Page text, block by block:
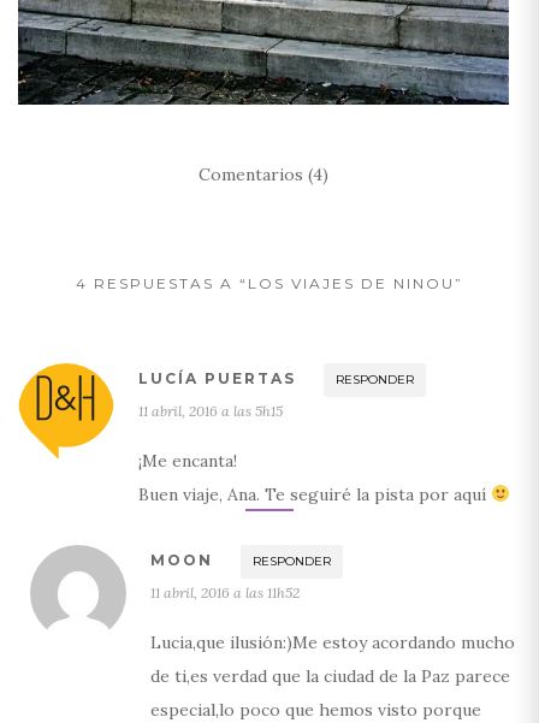
Comentarios (4)
4 RESPUESTAS A “LOS VIAJES DE NINOU”
LUCÍA PUERTAS RESPONDER
11 abril, 2016 a las 5h15
¡Me encanta!
Buen viaje, Ana. Te seguiré la pista por aquí
MOON RESPONDER
11 abril, 2016 a las 11h52
Lucia,que ilusión:)Me estoy acordando mucho
de ti,es verdad que la ciudad de la Paz parece
especial,lo poco que hemos visto porque